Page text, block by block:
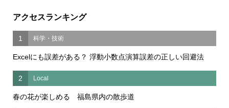
アクセスランキング
1 科学・技術
Excelにも誤差がある？ 浮動小数点演算誤差の正しい回避法
2 Local
春の花が楽しめる 福島県内の散歩道